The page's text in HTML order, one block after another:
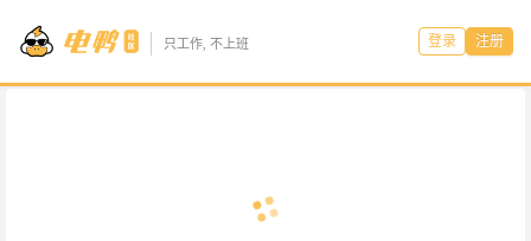
只工作, 不上班 登录 注册